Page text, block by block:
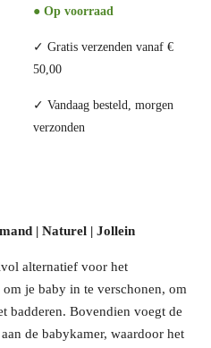
● Op voorraad
✓ Gratis verzenden vanaf €
50,00
✓ Vandaag besteld, morgen
verzonden
| Naturel | Jollein
alternatief voor het
je baby in te verschonen, om
badderen. Bovendien voegt de
de babykamer, waardoor het